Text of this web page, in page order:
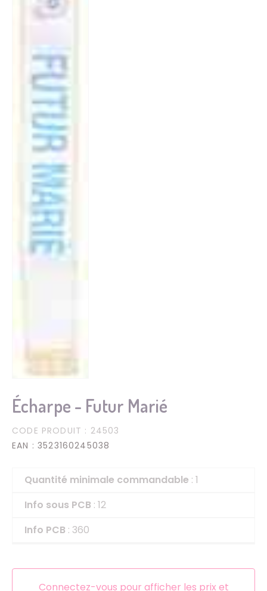
Écharpe - Futur Marié
CODE PRODUIT : 24503
EAN : 3523160245038
Quantité minimale commandable : 1
Info sous PCB : 12
Info PCB : 360
Connectez-vous pour afficher les prix et